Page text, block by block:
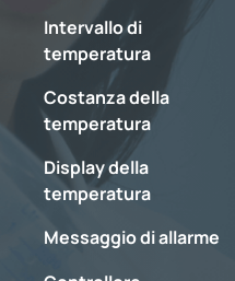
Intervallo di
temperatura
Costanza della
temperatura
Display della
temperatura
Messaggio di allarme